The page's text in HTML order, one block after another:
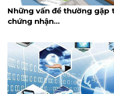
Những vấn đề thường
chứng nhận...